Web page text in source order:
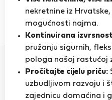
nekretnine iz
mogućnosti najma.
Kontinuirana
pružanju sigurnih,
pologa našoj rastućoj
Pročitajte cijelu priču:
uzbudljivom razvoju i
zajednicu domaćina i
Ocjena i
0
Ocjena